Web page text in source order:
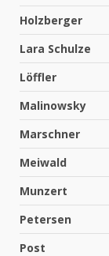
Holzberger
Lara Schulze
Löffler
Malinowsky
Marschner
Meiwald
Munzert
Petersen
Post